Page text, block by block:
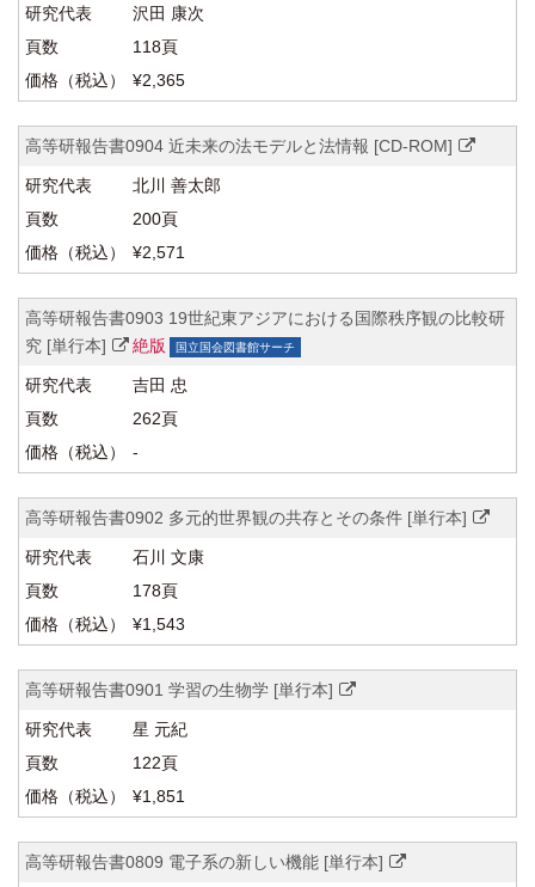
沢田 康次
118頁
¥2,365
高等研報告書0904 近未来の法モデルと法情報 [CD-ROM]
北川 善太郎
200頁
¥2,571
高等研報告書0903 19世紀東アジアにおける国際秩序観の比較研
究 [単行本]
絶版 国立国会図書館サーチ
吉田 忠
262頁
-
高等研報告書0902 多元的世界観の共存とその条件 [単行本]
石川 文康
178頁
¥1,543
高等研報告書0901 学習の生物学 [単行本]
星 元紀
122頁
¥1,851
高等研報告書0809 電子系の新しい機能 [単行本]